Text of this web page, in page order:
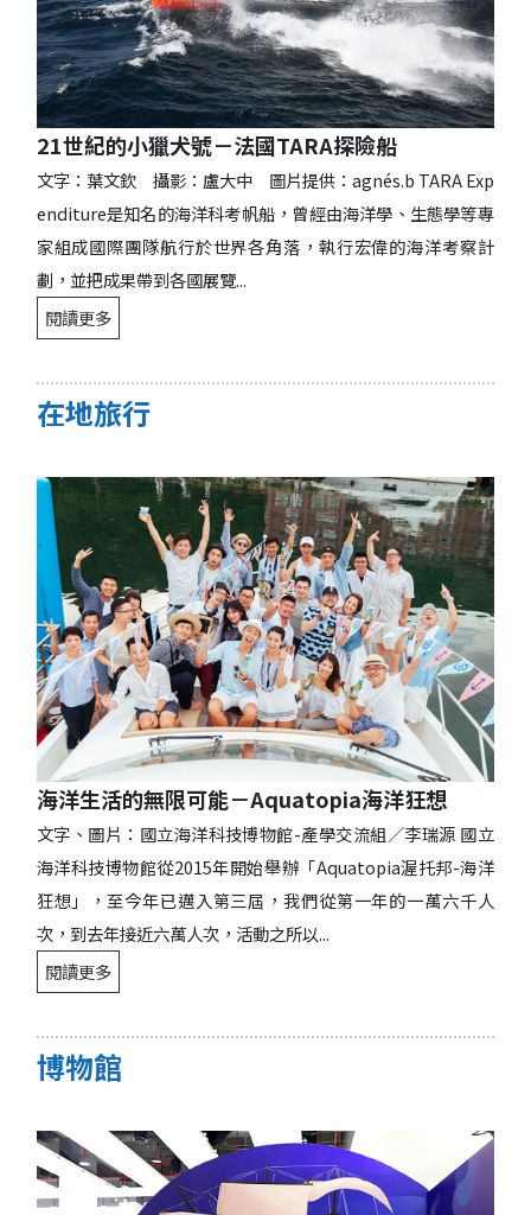
21世紀的小獵犬號－法國TARA探險船
文字：葉文欽 攝影：盧大中 圖片提供：agnés.b TARA Exp
enditure是知名的海洋科考帆船，曾經由海洋學、生態學等專
家組成國際團隊航行於世界各角落，執行宏偉的海洋考察計
劃，並把成果帶到各國展覽...
閱讀更多
在地旅行
海洋生活的無限可能－Aquatopia海洋狂想
文字、圖片：國立海洋科技博物館-產學交流組／李瑞源 國立
海洋科技博物館從2015年開始舉辦「Aquatopia渥托邦-海洋
狂想」，至今年已邁入第三屆，我們從第一年的一萬六千人
次，到去年接近六萬人次，活動之所以...
閱讀更多
博物館